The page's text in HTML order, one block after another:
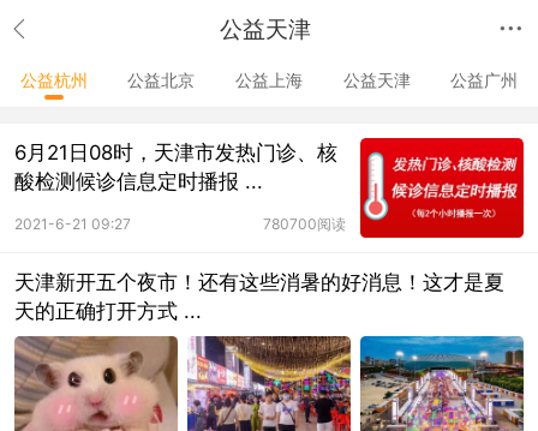
公益天津
公益杭州 公益北京 公益上海 公益天津 公益广州
6月21日08时，天津市发热门诊、核
酸检测候诊信息定时播报 ...
780700阅读
2021-6-21 09:27
天津新开五个夜市！还有这些消暑的好消息！这才是夏
天的正确打开方式 ...